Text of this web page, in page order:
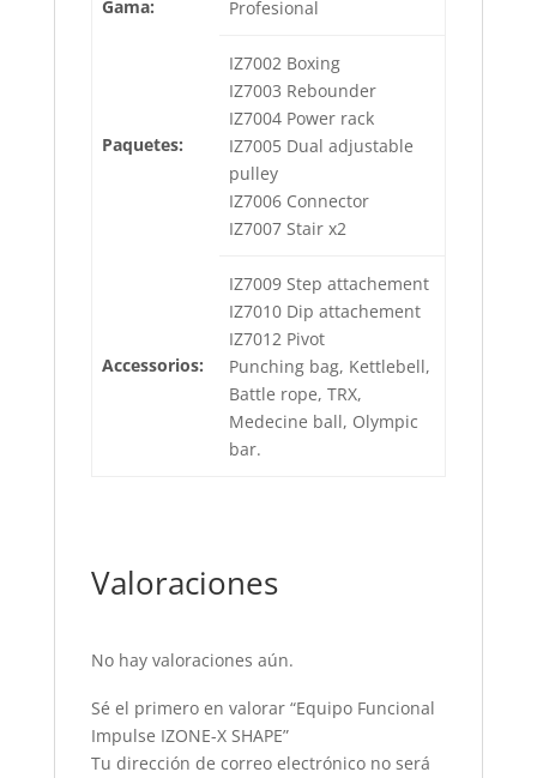
Gama: Profesional
Paquetes:
IZ7002 Boxing
IZ7003 Rebounder
IZ7004 Power rack
IZ7005 Dual adjustable
pulley
IZ7006 Connector
IZ7007 Stair x2
Accessorios:
IZ7009 Step attachement
IZ7010 Dip attachement
IZ7012 Pivot
Punching bag, Kettlebell,
Battle rope, TRX,
Medecine ball, Olympic
bar.
Valoraciones
No hay valoraciones aún.
Sé el primero en valorar “Equipo Funcional
Impulse IZONE-X SHAPE”
Tu dirección de correo electrónico no será